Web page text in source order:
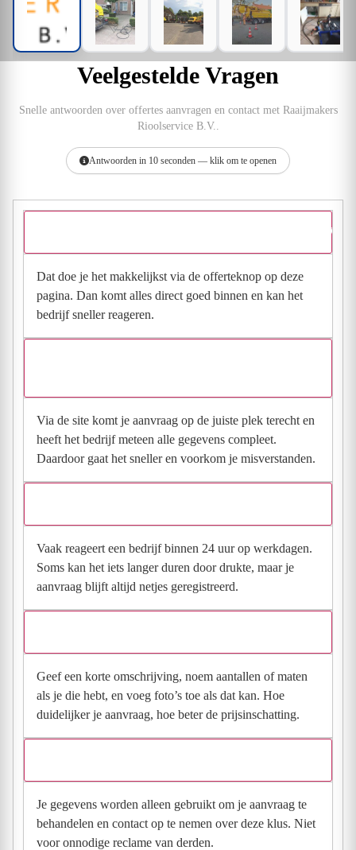
Veelgestelde Vragen
Snelle antwoorden over offertes aanvragen en contact met Raaijmakers
Rioolservice B.V..
Antwoorden in 10 seconden — klik om te openen
Hoe vraag ik een offerte aan bij Raaijmakers Rioolservice B.V.?
Dat doe je het makkelijkst via de offerteknop op deze
pagina. Dan komt alles direct goed binnen en kan het
bedrijf sneller reageren.
Via de site komt je aanvraag op de juiste plek terecht en
heeft het bedrijf meteen alle gegevens compleet.
Daardoor gaat het sneller en voorkom je misverstanden.
Vaak reageert een bedrijf binnen 24 uur op werkdagen.
Soms kan het iets langer duren door drukte, maar je
aanvraag blijft altijd netjes geregistreerd.
Geef een korte omschrijving, noem aantallen of maten
als je die hebt, en voeg foto’s toe als dat kan. Hoe
duidelijker je aanvraag, hoe beter de prijsinschatting.
Je gegevens worden alleen gebruikt om je aanvraag te
behandelen en contact op te nemen over deze klus. Niet
voor onnodige reclame van derden.